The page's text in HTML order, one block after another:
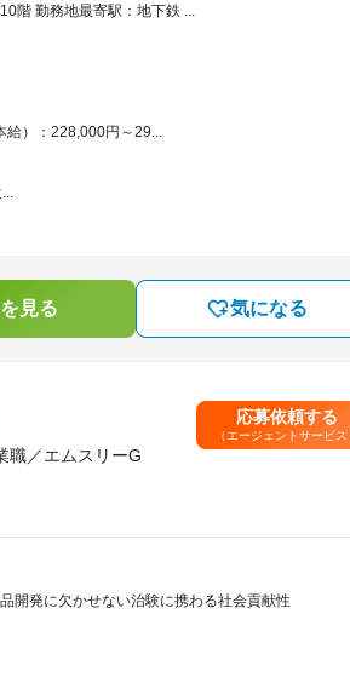
階 勤務地最寄駅：地下鉄 ...
）：228,000円～29...
見る 気になる
職／エムスリーG
応募依頼する
（エージェントサービス
開発に欠かせない治験に携わる社会貢献性